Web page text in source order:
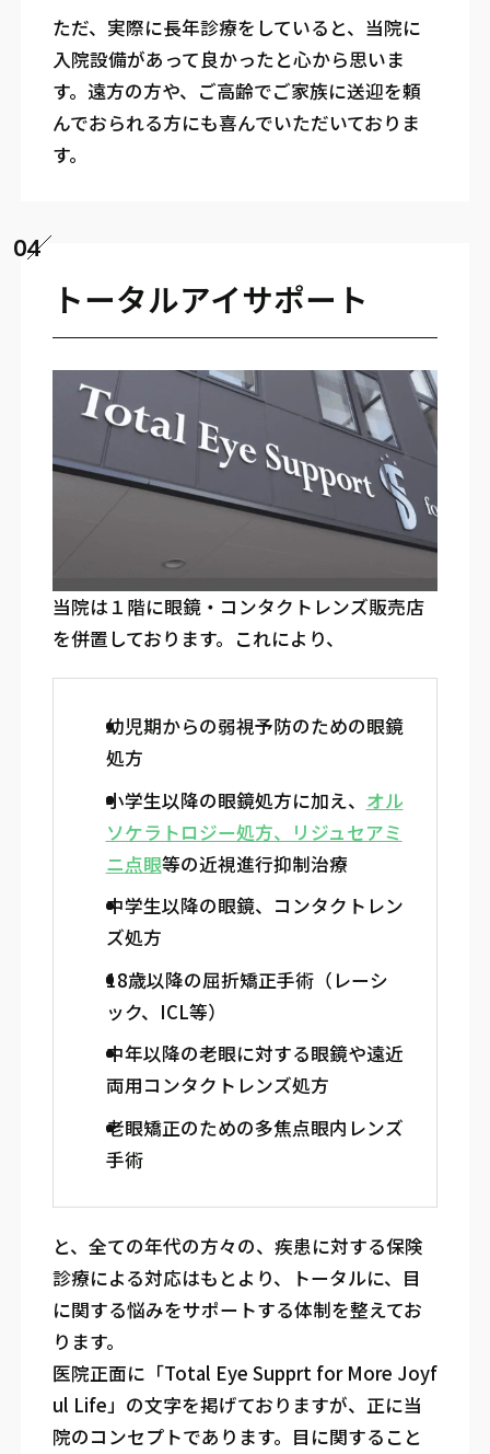
ただ、実際に長年診療をしていると、当院に
入院設備があって良かったと心から思いま
す。遠方の方や、ご高齢でご家族に送迎を頼
んでおられる方にも喜んでいただいておりま
す。
04
トータルアイサポート
当院は１階に眼鏡・コンタクトレンズ販売店
を併置しております。これにより、
幼児期からの弱視予防のための眼鏡
処方
小学生以降の眼鏡処方に加え、 オル
ソケラトロジー処方、リジュセアミ
ニ点眼等の近視進行抑制治療
中学生以降の眼鏡、コンタクトレン
ズ処方
18歳以降の屈折矯正手術（レーシ
ック、ICL等）
中年以降の老眼に対する眼鏡や遠近
両用コンタクトレンズ処方
老眼矯正のための多焦点眼内レンズ
手術
と、全ての年代の方々の、疾患に対する保険
診療による対応はもとより、トータルに、目
に関する悩みをサポートする体制を整えてお
ります。
医院正面に「Total Eye Supprt for More Joyf
ul Life」の文字を掲げておりますが、正に当
院のコンセプトであります。目に関すること